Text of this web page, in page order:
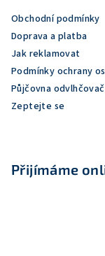
Obchodní podmínky
Doprava a platba
Jak reklamovat
Podmínky ochrany
Půjčovna
Zeptejte se
Přijímáme